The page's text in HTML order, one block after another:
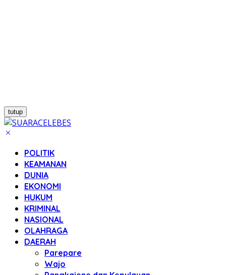
tutup
POLITIK
KEAMANAN
DUNIA
EKONOMI
HUKUM
KRIMINAL
NASIONAL
OLAHRAGA
DAERAH
Parepare
Wajo